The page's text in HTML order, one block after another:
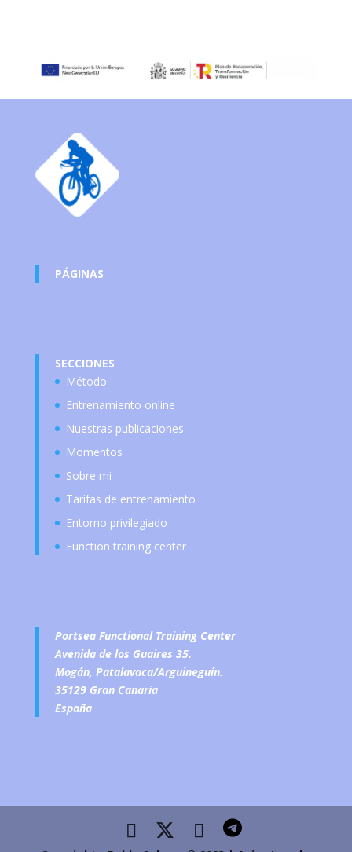
PÁGINAS
SECCIONES
Método
Entrenamiento online
Nuestras publicaciones
Momentos
Sobre mi
Tarifas de entrenamiento
Entorno privilegiado
Function training center
Portsea Functional Training Center
Avenida de los Guaires 35.
Mogán, Patalavaca/Arguineguín.
35129 Gran Canaria
España